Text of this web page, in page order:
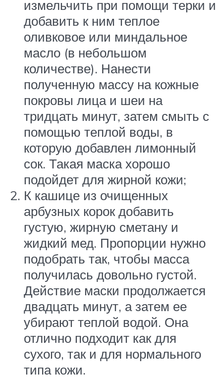
измельчить при помощи терки и
добавить к ним теплое
оливковое или миндальное
масло (в небольшом
количестве). Нанести
полученную массу на кожные
покровы лица и шеи на
тридцать минут, затем смыть с
помощью теплой воды, в
которую добавлен лимонный
сок. Такая маска хорошо
подойдет для жирной кожи;
К кашице из очищенных
арбузных корок добавить
густую, жирную сметану и
жидкий мед. Пропорции нужно
подобрать так, чтобы масса
получилась довольно густой.
Действие маски продолжается
двадцать минут, а затем ее
убирают теплой водой. Она
отлично подходит как для
сухого, так и для нормального
типа кожи.